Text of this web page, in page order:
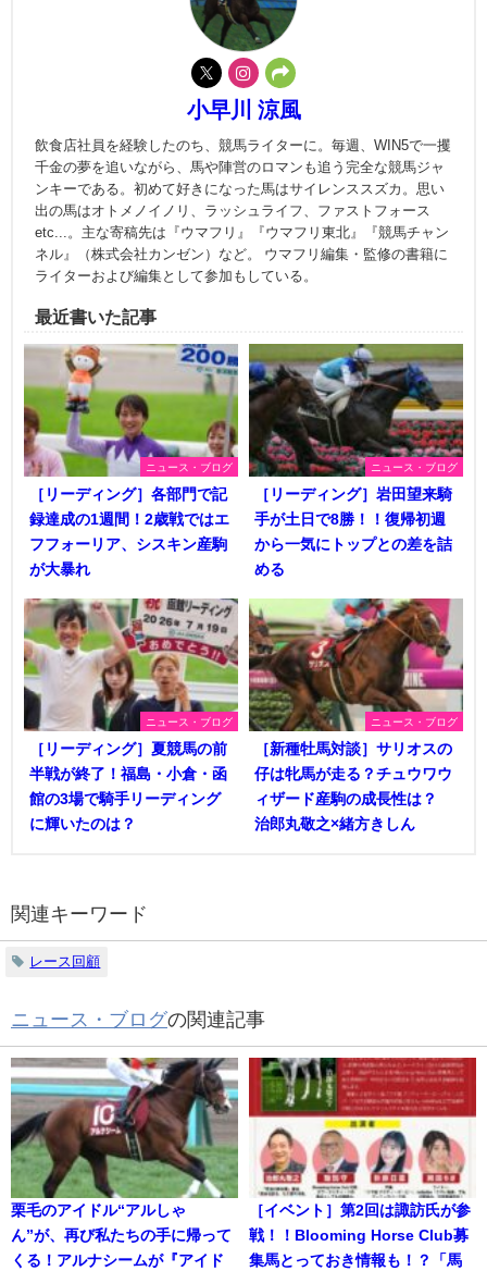
小早川 涼風
飲食店社員を経験したのち、競馬ライターに。毎週、WIN5で一攫
千金の夢を追いながら、馬や陣営のロマンも追う完全な競馬ジャ
ンキーである。初めて好きになった馬はサイレンススズカ。思い
出の馬はオトメノイノリ、ラッシュライフ、ファストフォース
etc...。主な寄稿先は『ウマフリ』『ウマフリ東北』『競馬チャン
ネル』（株式会社カンゼン）など。 ウマフリ編集・監修の書籍に
ライターおよび編集として参加もしている。
最近書いた記事
ニュース・ブログ
［リーディング］各部門で記
録達成の1週間！2歳戦ではエ
フフォーリア、シスキン産駒
が大暴れ
ニュース・ブログ
［リーディング］岩田望来騎
手が土日で8勝！！復帰初週
から一気にトップとの差を詰
める
ニュース・ブログ
［リーディング］夏競馬の前
半戦が終了！福島・小倉・函
館の3場で騎手リーディング
に輝いたのは？
ニュース・ブログ
［新種牡馬対談］サリオスの
仔は牝馬が走る？チュウワウ
ィザード産駒の成長性は？
治郎丸敬之×緒方きしん
関連キーワード
レース回顧
ニュース・ブログの関連記事
栗毛のアイドル“アルしゃ
ん”が、再び私たちの手に帰って
くる！アルナシームが『アイド
［イベント］第2回は諏訪氏が参
戦！！Blooming Horse Club募
集馬とっておき情報も！？「馬